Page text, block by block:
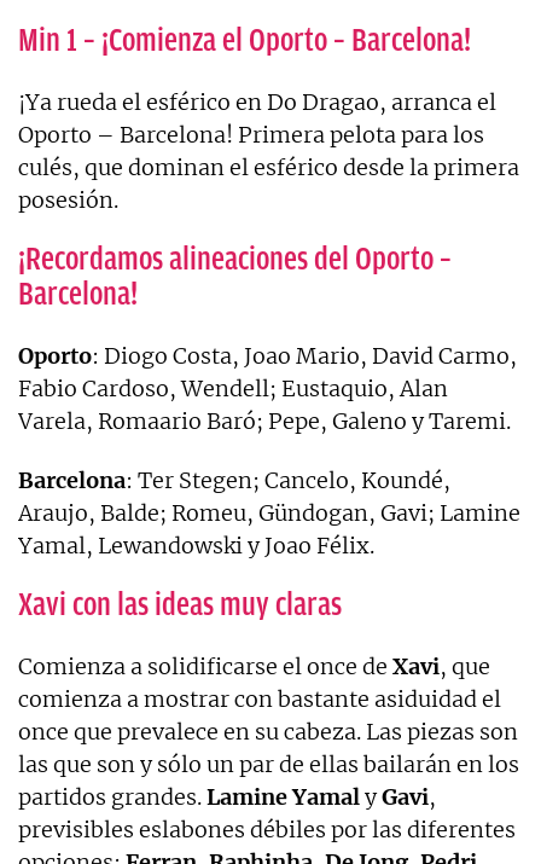
Min 1 – ¡Comienza el Oporto – Barcelona!
¡Ya rueda el esférico en Do Dragao, arranca el
Oporto – Barcelona! Primera pelota para los
culés, que dominan el esférico desde la primera
posesión.
¡Recordamos alineaciones del Oporto –
Barcelona!
Oporto: Diogo Costa, Joao Mario, David Carmo,
Fabio Cardoso, Wendell; Eustaquio, Alan
Varela, Romaario Baró; Pepe, Galeno y Taremi.
Barcelona: Ter Stegen; Cancelo, Koundé,
Araujo, Balde; Romeu, Gündogan, Gavi; Lamine
Yamal, Lewandowski y Joao Félix.
Xavi con las ideas muy claras
Comienza a solidificarse el once de Xavi, que
comienza a mostrar con bastante asiduidad el
once que prevalece en su cabeza. Las piezas son
las que son y sólo un par de ellas bailarán en los
partidos grandes.LamineYamalyGavi,
previsibles eslabones débiles por las diferentes